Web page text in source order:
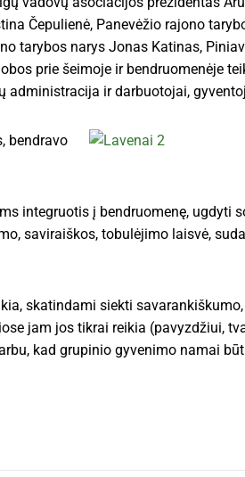
Čepulienė, Panevėžio rajono
tarybos narys Jonas Katinas,
prie šeimoje ir bendruomenėje
administracija ir darbuotojai,
bendravo
integruotis į bendruomenę, ugdyti
saviraiškos, tobulėjimo laisvė,
skatindami siekti
jam jos tikrai reikia (pavyzdžiui,
kad grupinio gyvenimo namai